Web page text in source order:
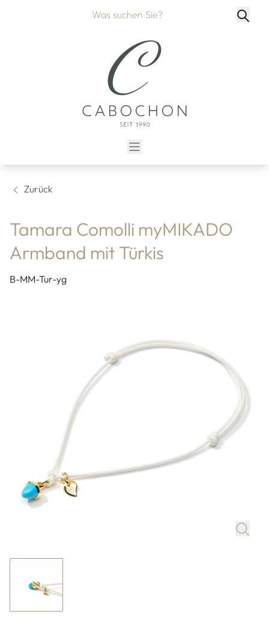
Zurück
Tamara Comolli myMIKADO
Armband mit Türkis
B-MM-Tur-yg